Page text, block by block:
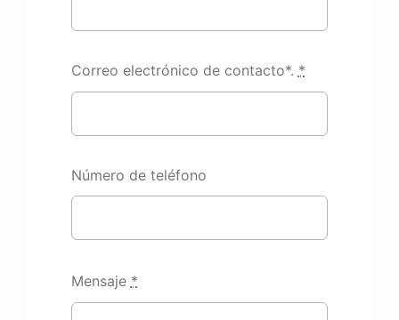
Correo electrónico de contacto*. *
Número de teléfono
Mensaje *